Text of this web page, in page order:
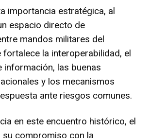
importancia estratégica, al
espacio directo de
mandos militares del
fortalece la interoperabilidad, el
información, las buenas
y los mecanismos
ante riesgos comunes.
en este encuentro histórico, el
su compromiso con la